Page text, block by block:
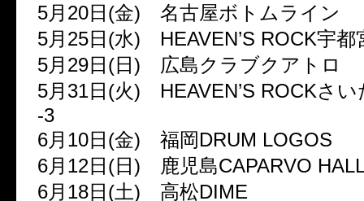
5月20日(金) 名古屋ボトムライン
5月25日(水) HEAVEN’S ROCK宇都
5月29日(日) 広島クラブクアトロ
5月31日(火) HEAVEN’S ROCKさい
-3
6月10日(金) 福岡DRUM LOGOS
6月12日(日) 鹿児島CAPARVO
6月18日(土) 高松DIME